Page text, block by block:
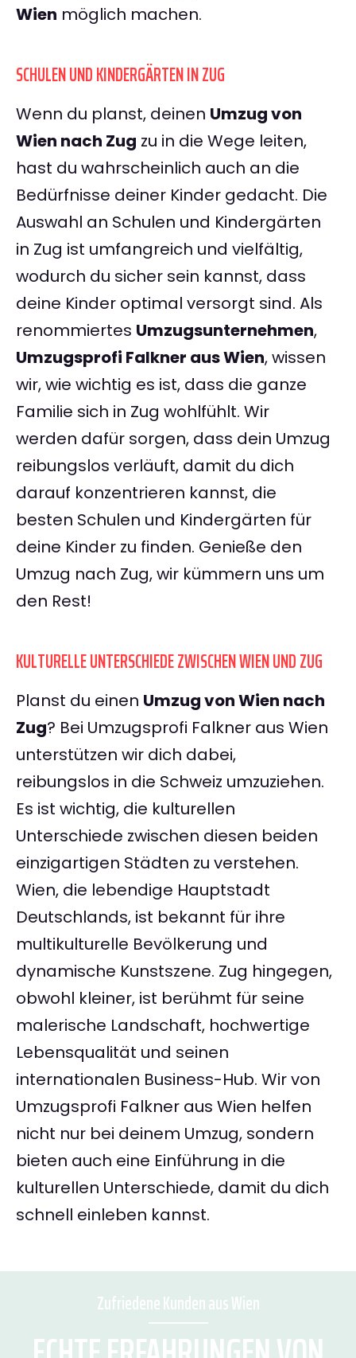
Wien möglich machen.
SCHULEN UND KINDERGÄRTEN IN ZUG
Wenn du planst, deinen Umzug von
Wien nach Zug zu in die Wege leiten,
hast du wahrscheinlich auch an die
Bedürfnisse deiner Kinder gedacht. Die
Auswahl an Schulen und Kindergärten
in Zug ist umfangreich und vielfältig,
wodurch du sicher sein kannst, dass
deine Kinder optimal versorgt sind. Als
renommiertes Umzugsunternehmen,
Umzugsprofi Falkner aus Wien, wissen
wir, wie wichtig es ist, dass die ganze
Familie sich in Zug wohlfühlt. Wir
werden dafür sorgen, dass dein Umzug
reibungslos verläuft, damit du dich
darauf konzentrieren kannst, die
besten Schulen und Kindergärten für
deine Kinder zu finden. Genieße den
Umzug nach Zug, wir kümmern uns um
den Rest!
KULTURELLE UNTERSCHIEDE ZWISCHEN WIEN UND ZUG
Planst du einen Umzug von Wien nach
Zug? Bei Umzugsprofi Falkner aus Wien
unterstützen wir dich dabei,
reibungslos in die Schweiz umzuziehen.
Es ist wichtig, die kulturellen
Unterschiede zwischen diesen beiden
einzigartigen Städten zu verstehen.
Wien, die lebendige Hauptstadt
Deutschlands, ist bekannt für ihre
multikulturelle Bevölkerung und
dynamische Kunstszene. Zug hingegen,
obwohl kleiner, ist berühmt für seine
malerische Landschaft, hochwertige
Lebensqualität und seinen
internationalen Business-Hub. Wir von
Umzugsprofi Falkner aus Wien helfen
nicht nur bei deinem Umzug, sondern
bieten auch eine Einführung in die
kulturellen Unterschiede, damit du dich
schnell einleben kannst.
Zufriedene Kunden aus Wien